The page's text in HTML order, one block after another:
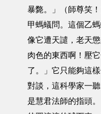
暴斃。」（師尊笑
甲螞蟻問。這個乙
像它遭天譴，老天
肉色的東西啊！壓
了。」它只能夠這
對談，這科學家一
是慧君法師的指頭